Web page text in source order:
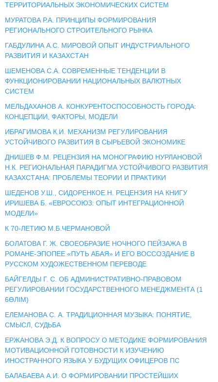
ТЕРРИТОРИАЛЬНЫХ ЭКОНОМИЧЕСКИХ СИСТЕМ
МУРАТОВА Р.А. ПРИНЦИПЫ ФОРМИРОВАНИЯ
РЕГИОНАЛЬНОГО СТРОИТЕЛЬНОГО РЫНКА
ГАБДУЛИНА А.С. МИРОВОЙ ОПЫТ ИНДУСТРИАЛЬНОГО
РАЗВИТИЯ И КАЗАХСТАН
ШЕМЕНОВА С.А. СОВРЕМЕННЫЕ ТЕНДЕНЦИИ В
ФУНКЦИОНИРОВАНИИ НАЦИОНАЛЬНЫХ ВАЛЮТНЫХ
СИСТЕМ
МЕЛЬДАХАНОВ А. КОНКУРЕНТОСПОСОБНОСТЬ ГОРОДА:
КОНЦЕПЦИИ, ФАКТОРЫ, МОДЕЛИ
ИБРАГИМОВА К.И. МЕХАНИЗМ РЕГУЛИРОВАНИЯ
УСТОЙЧИВОГО РАЗВИТИЯ В СЫРЬЕВОЙ ЭКОНОМИКЕ
ДНИШЕВ Ф.М. РЕЦЕНЗИЯ НА МОНОГРАФИЮ НУРЛАНОВОЙ
Н.К. РЕГИОНАЛЬНАЯ ПАРАДИГМА УСТОЙЧИВОГО РАЗВИТИЯ
КАЗАХСТАНА: ПРОБЛЕМЫ ТЕОРИИ И ПРАКТИКИ
ШЕДЕНОВ У.Ш., СИДОРЕНКОЕ.Н. РЕЦЕНЗИЯ НА КНИГУ
ИРИШЕВА Б. «ЕВРОСОЮЗ: ОПЫТ ИНТЕГРАЦИОННОЙ
МОДЕЛИ»
К 70-ЛЕТИЮ М.Б.ЧЕРМАНОВОЙ
БОЛАТОВА Г. Ж. СВОЕОБРАЗИЕ НОЧНОГО ПЕЙЗАЖА В
РОМАНЕ-ЭПОПЕЕ «ПУТЬ АБАЯ» И ЕГО ВОССОЗДАНИЕ В
РУССКОМ ХУДОЖЕСТВЕННОМ ПЕРЕВОДЕ
БАЙГЕЛДЫ Г. С. ОБ АДМИНИСТРАТИВНО-ПРАВОВОМ
РЕГУЛИРОВАНИИ ГОСУДАРСТВЕННОГО МЕНЕДЖМЕНТА (1
6ӨЛІМ)
ЕЛЕМАНОВА С. А. ТРАДИЦИОННАЯ МУЗЫКА: ПОНЯТИЕ,
СМЫСЛ, СУДЬБА
ЕРЖАНОВА Э.Д. К ВОПРОСУ О МЕТОДИКЕ ФОРМИРОВАНИЯ
МОТИВАЦИОННОЙ ГОТОВНОСТИ К ИЗУЧЕНИЮ
ИНОСТРАННОГО ЯЗЫКА У БУДУЩИХ ОФИЦЕРОВ ПС
БАЛАБАЕВА А.И. О ФОРМИРОВАНИИ ПРОСТЕЙШИХ